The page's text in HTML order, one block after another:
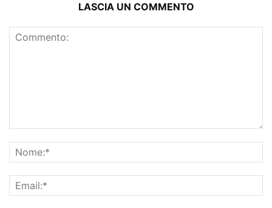
LASCIA UN COMMENTO